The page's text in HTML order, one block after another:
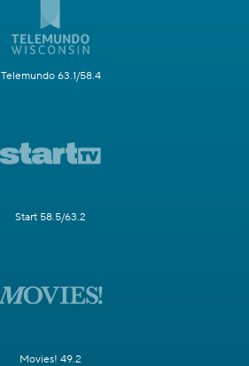
Telemundo 63.1/58.4
Start 58.5/63.2
Movies! 49.2